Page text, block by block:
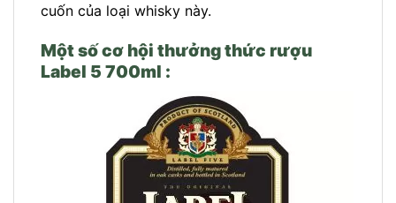
cuốn của loại whisky này.
Một số cơ hội thưởng thức rượu
Label 5 700ml :